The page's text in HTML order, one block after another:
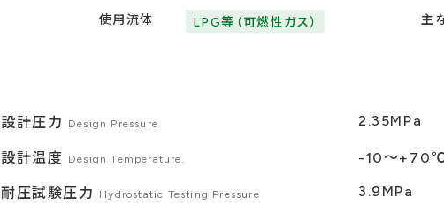
使用流体 LPG等（可燃性ガス） 主
設計圧力 Design Pressure 2.35MPa
設計温度 Design Temperature. -10〜+70℃
耐圧試験圧力 Hydrostatic Testing Pressure 3.9MPa